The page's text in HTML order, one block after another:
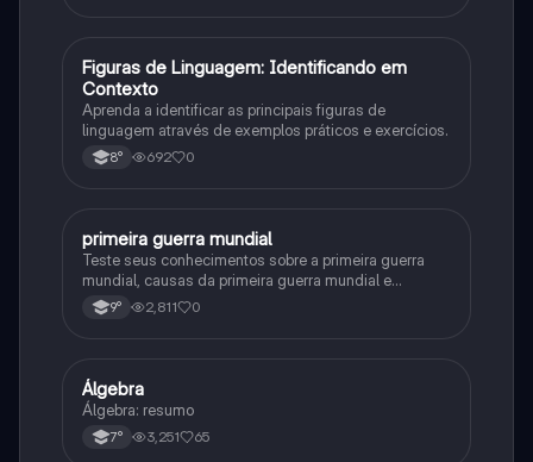
FPortuguês
Figuras de Linguagem: Identificando em
Contexto
Aprenda a identificar as principais figuras de
linguagem através de exemplos práticos e exercícios.
8° 692 0
História
primeira guerra mundial
Teste seus conhecimentos sobre a primeira guerra
mundial, causas da primeira guerra mundial e
consequências da Primeira Guerra Mundial, fases da
primeira guerra mundial
9° 2,811 0
Matematica
Álgebra
Álgebra: resumo
7° 3,251 65